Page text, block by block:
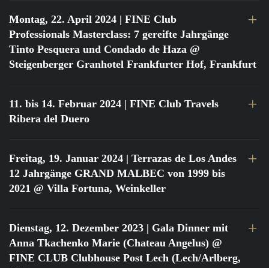
Montag, 22. April 2024 | FINE Club
Professionals Masterclass: 7 gereifte Jahrgänge
Tinto Pesquera und Condado de Haza @
Steigenberger Granhotel Frankfurter Hof, Frankfurt
11. bis 14. Februar 2024 | FINE Club Travels
Ribera del Duero
Freitag, 19. Januar 2024 | Terrazas de Los Andes
12 Jahrgänge GRAND MALBEC von 1999 bis
2021 @ Villa Fortuna, Weinkeller
Dienstag, 12. Dezember 2023 | Gala Dinner mit
Anna Tkachenko Marie (Chateau Angelus) @
FINE CLUB Clubhouse Post Lech (Lech/Arlberg,